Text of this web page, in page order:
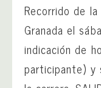
Recorrido de
Granada el
indicación de
participante) y